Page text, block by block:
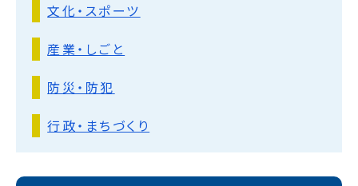
文化・スポーツ
産業・しごと
防災・防犯
行政・まちづくり